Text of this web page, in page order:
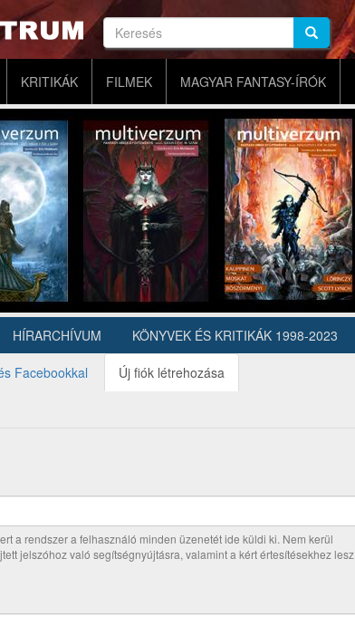
Keresés
Keresés Keresés
KRITIKÁK FILMEK MAGYAR FANTASY-ÍRÓK
HÍRARCHÍVUM KÖNYVEK ÉS KRITIKÁK 1998-2023
Facebookkal Új fiók létrehozása
a rendszer a felhasználó minden üzenetét ide küldi ki. Nem kerül
jelszóhoz való segítségnyújtásra, valamint a kért értesítésekhez lesz